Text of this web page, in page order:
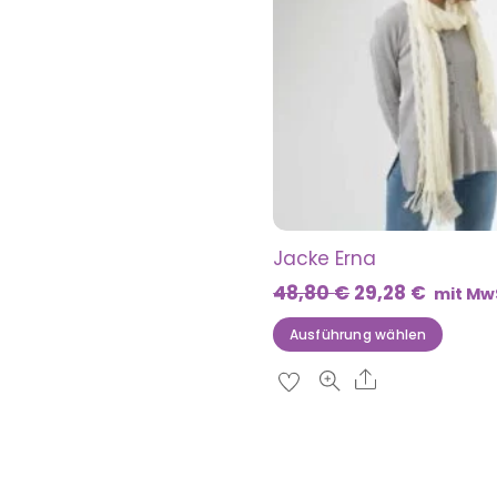
Jacke Erna
48,80€
Preis
war:
48,80 €
29,28 €
Preis
ist:
mit
Ausführung wählen
Share